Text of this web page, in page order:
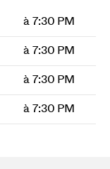
à 7:30 PM
à 7:30 PM
à 7:30 PM
à 7:30 PM